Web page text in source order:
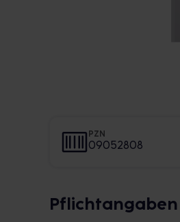
PZN
09052808